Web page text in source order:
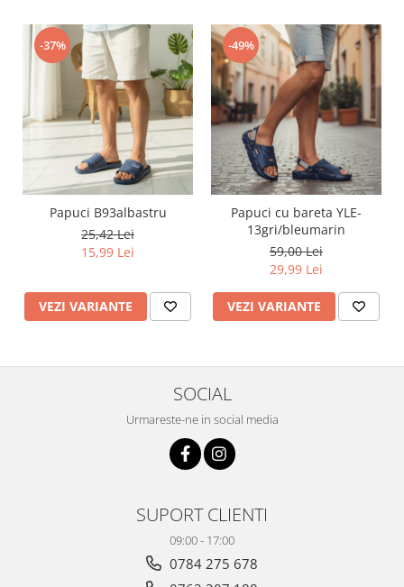
-37%
Papuci B93albastru
25,42 Lei
15,99 Lei
VEZI VARIANTE
-49%
Papuci cu bareta YLE-
13gri/bleumarin
59,00 Lei
29,99 Lei
VEZI VARIANTE
SOCIAL
Urmareste-ne in social media
SUPORT CLIENTI
09:00 - 17:00
0784 275 678